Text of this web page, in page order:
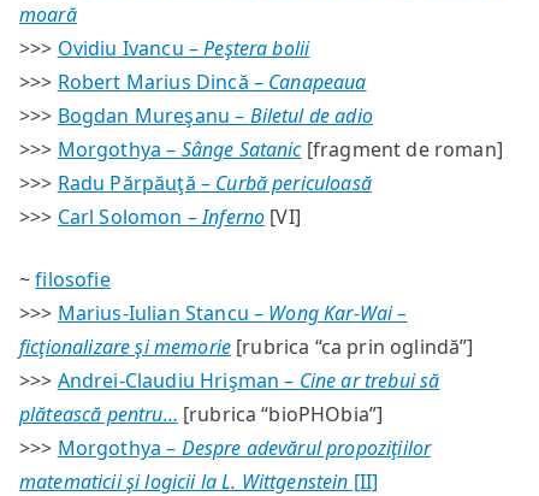
moară
>>> Ovidiu Ivancu –Peştera bolii
>>> Robert Marius Dincă – Canapeaua
>>> Bogdan Mureşanu – Biletul de adio
>>> Morgothya – Sânge Satanic[fragment de roman]
>>> Radu Părpăuţă – Curbă periculoasă
>>> Carl Solomon –Inferno [VI]
~filosofie
>>> Marius-Iulian Stancu – Wong Kar-Wai –
ficţionalizare şi memorie [rubrica “ca prin oglindă”]
>>> Andrei-Claudiu Hrişman – Cine ar trebui să
plătească pentru… [rubrica “bioPHObia”]
>>> Morgothya – Despre adevărul propoziţiilor
matematicii şi logicii la L. Wittgenstein [II]